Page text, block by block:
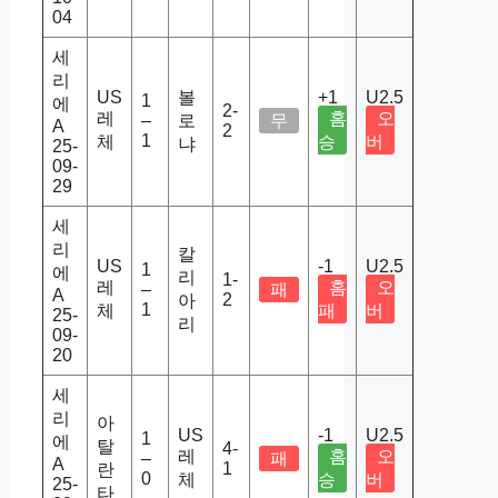
04
세
리
에
A
25-
09-
29
US
레
체
1
–
1
볼
로
냐
2-
2
무
+1
홈
승
U2.5
오
버
세
리
에
A
25-
09-
20
US
레
체
1
–
1
칼
리
아
리
1-
2
패
-1
홈
패
U2.5
오
버
세
리
에
A
25-
아
탈
란
타
1
–
0
US
레
체
4-
1
패
-1
홈
승
U2.5
오
버